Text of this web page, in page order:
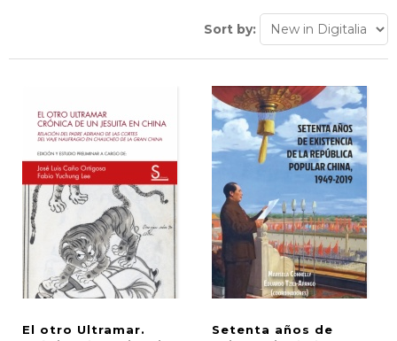
Sort by:
El otro Ultramar.
Setenta años de